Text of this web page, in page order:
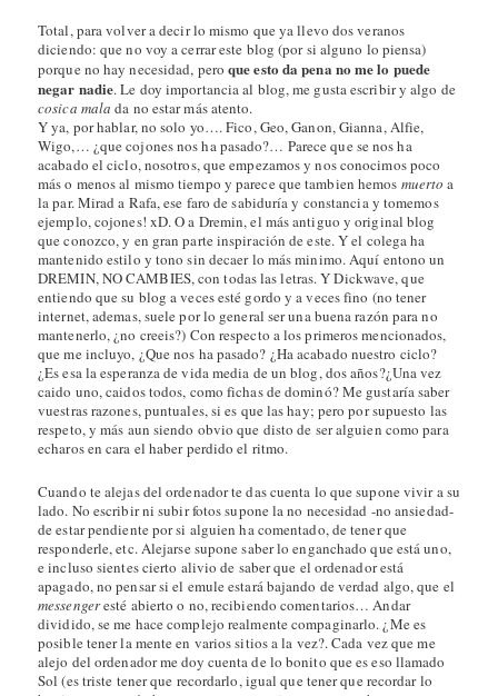
Total, para volver a decir lo mismo que ya llevo dos veranos
diciendo: que no voy a cerrar este blog (por si alguno lo piensa)
porque no hay necesidad, peroque esto da pena no me lo puede
negar nadie. Le doy importancia al blog, me gusta escribir y algo de
cosica mala da no estar más atento.
Y ya, por hablar, no solo yo…. Fico, Geo, Ganon, Gianna, Alfie,
Wigo,… ¿que cojones nos ha pasado?… Parece que se nos ha
acabado el ciclo, nosotros, que empezamos y nos conocimos poco
más o menos al mismo tiempo y parece que tambien hemos muerto a
la par. Mirad a Rafa, ese faro de sabiduría y constancia y tomemos
ejemplo, cojones! xD. O a Dremin, el más antiguo y original blog
que conozco, y en gran parte inspiración de este. Y el colega ha
mantenido estilo y tono sin decaer lo más minimo. Aquí entono un
DREMIN, NO CAMBIES, con todas las letras. Y Dickwave, que
entiendo que su blog a veces esté gordo y a veces fino (no tener
internet, ademas, suele por lo general ser una buena razón para no
mantenerlo, ¿no creeis?) Con respecto a los primeros mencionados,
que me incluyo, ¿Que nos ha pasado? ¿Ha acabado nuestro ciclo?
¿Es esa la esperanza de vida media de un blog, dos años?¿Una vez
caido uno, caidos todos, como fichas de dominó? Me gustaría saber
vuestras razones, puntuales, si es que las hay; pero por supuesto las
respeto, y más aun siendo obvio que disto de ser alguien como para
echaros en cara el haber perdido el ritmo.
Cuando te alejas del ordenador te das cuenta lo que supone vivir a su
lado. No escribir ni subir fotos supone la no necesidad -no ansiedad-
de estar pendiente por si alguien ha comentado, de tener que
responderle, etc. Alejarse supone saber lo enganchado que está uno,
e incluso sientes cierto alivio de saber que el ordenador está
apagado, no pensar si el emule estará bajando de verdad algo, que el
messengeresté abierto o no, recibiendo comentarios… Andar
dividido, se me hace complejo realmente compaginarlo. ¿Me es
posible tener la mente en varios sitios a la vez?. Cada vez que me
alejo del ordenador me doy cuenta de lo bonito que es eso llamado
Sol (es triste tener que recordarlo, igual que tener que recordar lo